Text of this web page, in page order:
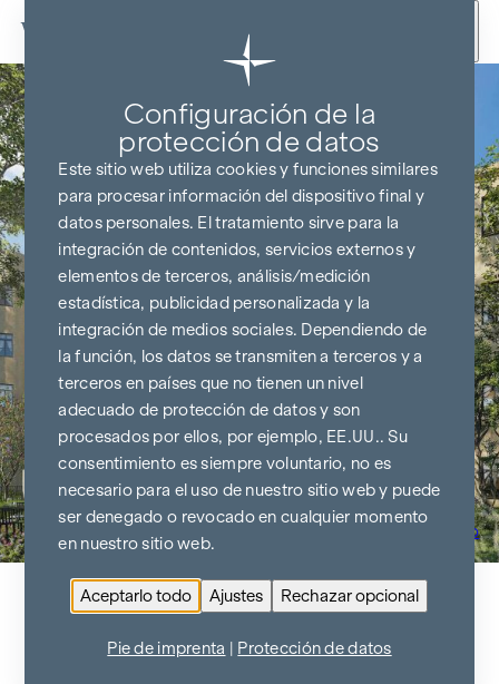
Ir al contenido
Ir al resumen del proyecto
DIE SYMBIOSE
Configuración de la
protección de datos
Este sitio web utiliza cookies y funciones similares
para procesar información del dispositivo final y
datos personales. El tratamiento sirve para la
integración de contenidos, servicios externos y
elementos de terceros, análisis/medición
estadística, publicidad personalizada y la
integración de medios sociales. Dependiendo de
la función, los datos se transmiten a terceros y a
terceros en países que no tienen un nivel
adecuado de protección de datos y son
procesados por ellos, por ejemplo, EE.UU.. Su
consentimiento es siempre voluntario, no es
necesario para el uso de nuestro sitio web y puede
ser denegado o revocado en cualquier momento
en nuestro sitio web.
Aceptarlo todo Ajustes Rechazar opcional
Pie de imprenta Protección de datos